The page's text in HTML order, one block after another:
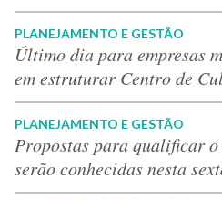
PLANEJAMENTO E GESTÃO
Último dia para empresas
em estruturar Centro de
PLANEJAMENTO E GESTÃO
Propostas para qualificar
serão conhecidas nesta